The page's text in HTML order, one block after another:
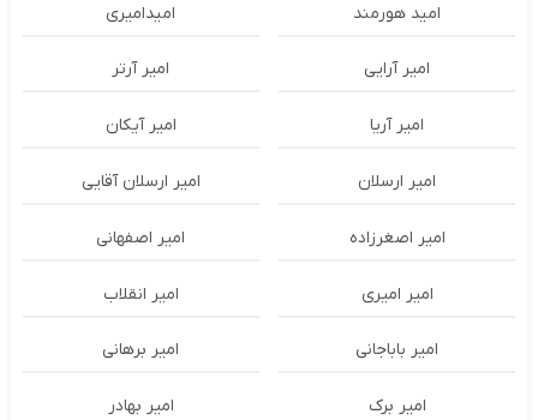
امید هورمند امیدامیری
امیر آرایی امیر آرتر
امیر آریا امیر آیکان
امیر ارسلان امیر ارسلان آقایی
امیر اصغرزاده امیر اصفهانی
امیر امیری امیر انقلاب
امیر باباجانی امیر برهانی
امیر برک امیر بهادر